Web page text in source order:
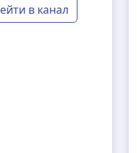
в канал